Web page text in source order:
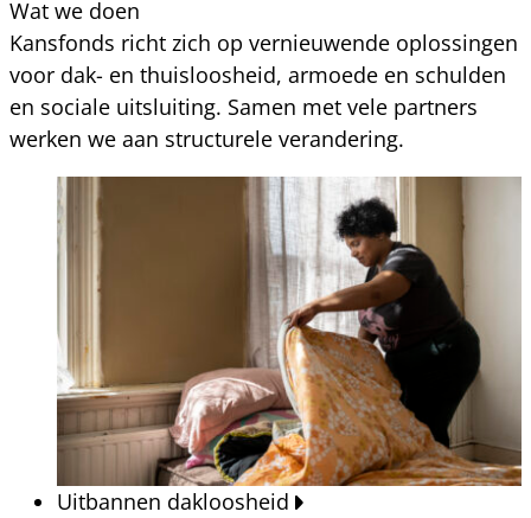
Wat we doen
Kansfonds richt zich op vernieuwende oplossingen
voor dak- en thuisloosheid, armoede en schulden
en sociale uitsluiting. Samen met vele partners
werken we aan structurele verandering.
Uitbannen dakloosheid